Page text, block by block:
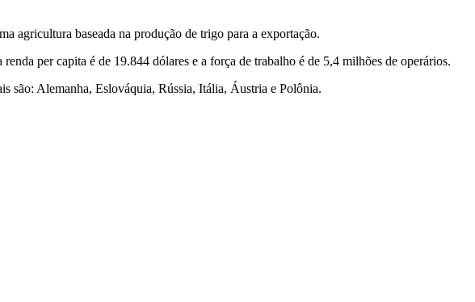
agricultura baseada na produção de trigo para a exportação.
per capita é de 19.844 dólares e a força de trabalho é de 5,4 milhões de operários.
são: Alemanha, Eslováquia, Rússia, Itália, Áustria e Polônia.